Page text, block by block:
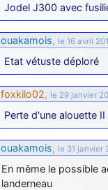
Jodel J300 avec
ouakamois, le 16 avril
Etat vétuste déploré
foxkilo02, le 29 janvier
Perte d'une alouette
ouakamois, le 31 janvier
En même le possible
landerneau